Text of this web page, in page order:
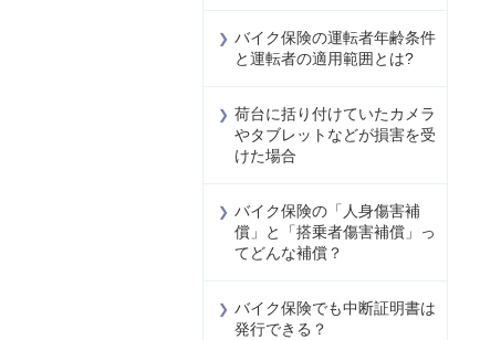
バイク保険の運転者年齢条件
と運転者の適用範囲とは?
荷台に括り付けていたカメラ
やタブレットなどが損害を受
けた場合
バイク保険の「人身傷害補
償」と「搭乗者傷害補償」っ
てどんな補償？
バイク保険でも中断証明書は
発行できる？